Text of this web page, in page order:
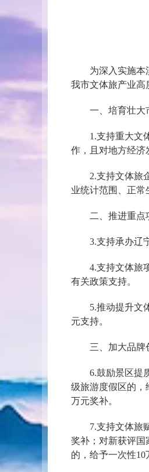
为深入实施本溪
我市文体旅产业高
一、培育壮大
1.支持重大文体
作，且对地方经济
2.支持文体旅企
业统计范围、正常
二、推进重点
3.支持承办辽宁
4.支持文体旅项
有关政策支持。
5.推动提升文体
元支持。
三、加大品牌
6.鼓励景区提质
级旅游度假区的，
万元奖补。
7.支持文体旅赋
奖补；对新获评国
的，给予一次性10